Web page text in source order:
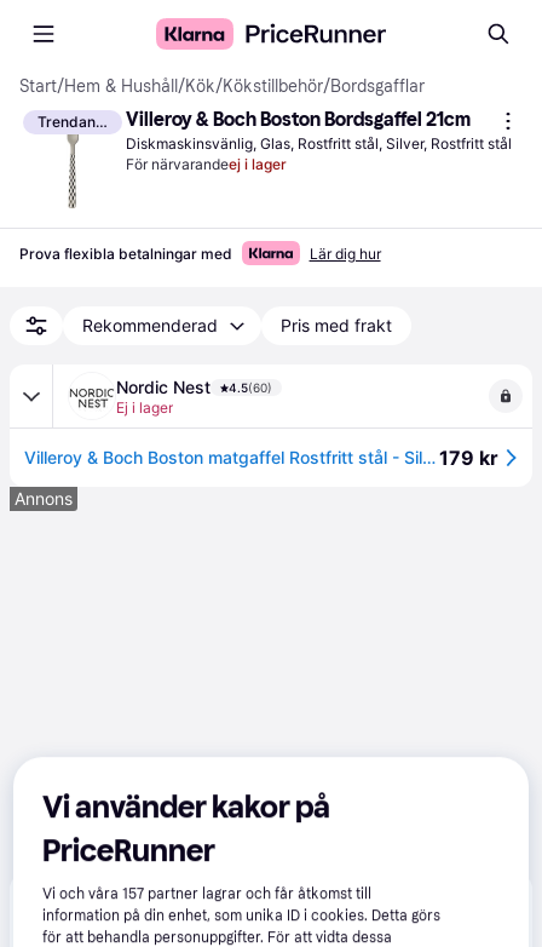
Start/Hem & Hushåll /Kök/Kökstillbehör/Bordsgafflar
Trendande Villeroy & Boch Boston Bordsgaffel 21cm
Diskmaskinsvänlig, Glas, Rostfritt stål, Silver, Rostfritt stål
För närvarandeej i lager
Prova flexibla betalningar med Lär dig hur
Rekommenderad Pris med frakt
Nordic Nest 4.5(60)
Ej i lager
Villeroy & Boch Boston matgaffel Rostfritt stål - Silverfärgad179 kr
Annons
Produkten finns även hos 1 butik som valt att inte
samarbeta med PriceRunner.
Vi använder kakor på
PriceRunner
Vi och våra157 partner lagrar och får åtkomst till
information på din enhet, som unika ID i cookies. Detta görs
för att behandla personuppgifter. För att vidta dessa